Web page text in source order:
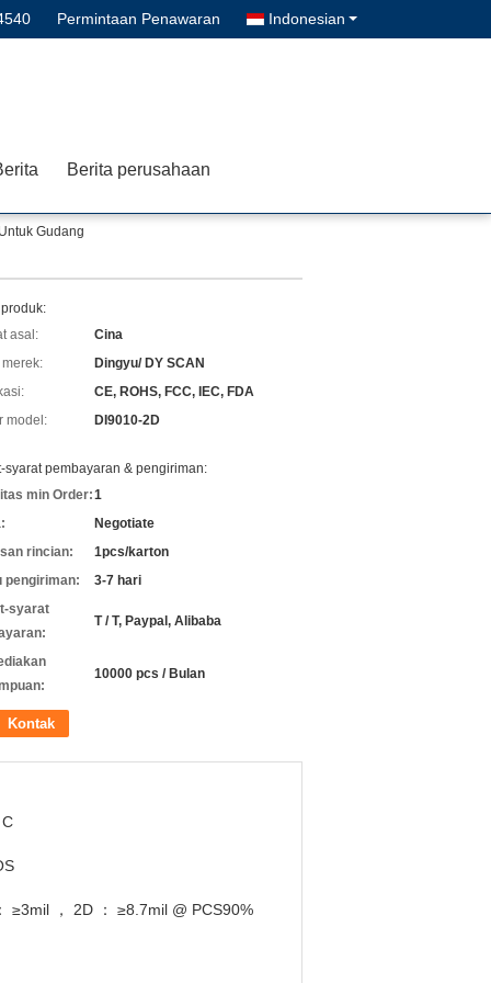
Permintaan Penawaran Indonesian
Berita perusahaan
Gudang
asal:
Cina
Dingyu/ DY SCAN
CE, ROHS, FCC, IEC, FDA
model:
DI9010-2D
syarat pembayaran & pengiriman:
min Order:1
Negotiate
rincian:
1pcs/karton
pengiriman:
3-7 hari
syarat
T / T, Paypal, Alibaba
10000 pcs / Bulan
Kontak
≥3mil ， 2D ： ≥8.7mil @ PCS90%